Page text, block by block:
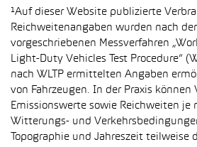
¹Auf dieser Website publizierte
Reichweitenangaben wurden nach
vorgeschriebenen Messverfahren
Light-Duty Vehicles Test Procedure“
nach WLTP ermittelten Angaben
von Fahrzeugen. In der Praxis können
Emissionswerte sowie Reichweiten je
Witterungs- und
Topographie und Jahreszeit teilweise